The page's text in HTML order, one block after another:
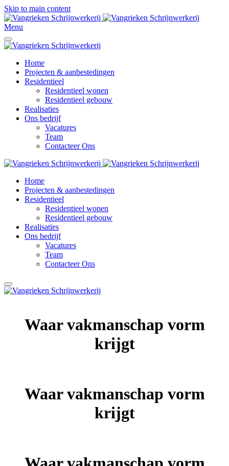
Skip to main content
Menu
Home
Projecten & aanbestedingen
Residentieel
Residentieel wonen
Residentieel gebouw
Realisaties
Ons bedrijf
Vacatures
Team
Contacteer Ons
Home
Projecten & aanbestedingen
Residentieel
Residentieel wonen
Residentieel gebouw
Realisaties
Ons bedrijf
Vacatures
Team
Contacteer Ons
Waar vakmanschap vorm
krijgt
Waar vakmanschap vorm
krijgt